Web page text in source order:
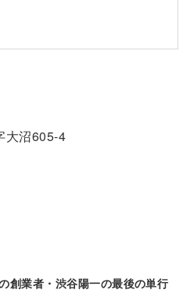
大沼605-4
創業者・渋谷陽一の最後の単行